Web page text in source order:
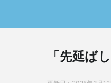
「先延ば